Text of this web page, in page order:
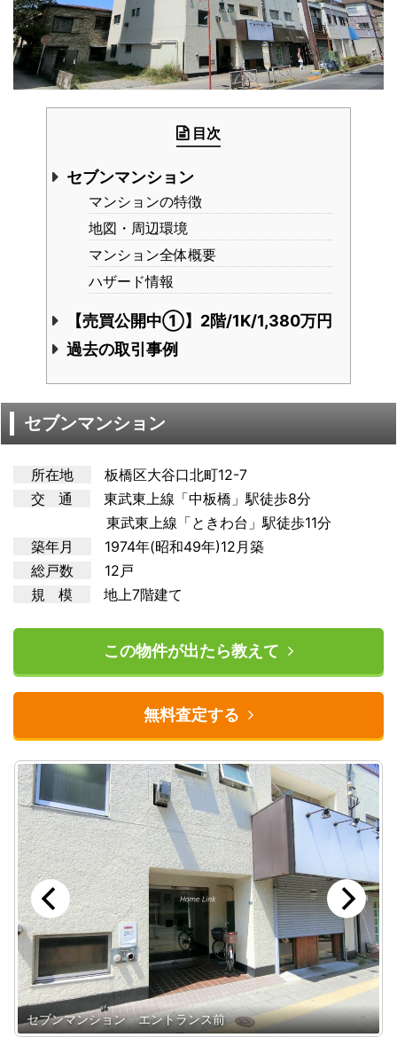
目次
セブンマンション
マンションの特徴
地図・周辺環境
マンション全体概要
ハザード情報
【売買公開中①】2階/1K/1,380万円
過去の取引事例
セブンマンション
所在地
板橋区大谷口北町12-7
交 通
東武東上線「中板橋」駅徒歩8分
東武東上線「ときわ台」駅徒歩11分
築年月
1974年(昭和49年)12月築
総戸数
12戸
規 模
地上7階建て
この物件が出たら教えて
無料査定する
セブンマンション エントランス前